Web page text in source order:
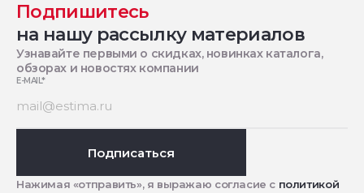
Подпишитесь
на нашу рассылку материалов
Узнавайте первыми о скидках, новинках каталога,
обзорах и новостях компании
E-MAIL*
Подписаться
Нажимая «отправить», я выражаю согласие с политикой